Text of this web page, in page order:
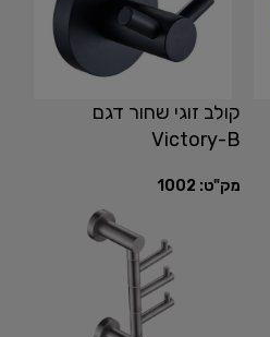
קולב זוגי שחור דגם
Victory-B
מק"ט: 1002